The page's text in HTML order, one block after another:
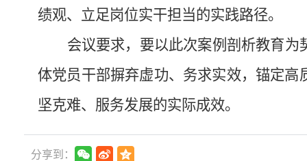
绩观、立足岗位实干担当的实践路径。
会议要求，要以此次案例剖析教育为
体党员干部摒弃虚功、务求实效，锚定
坚克难、服务发展的实际成效。
分享到：